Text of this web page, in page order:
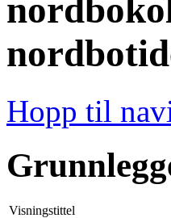
Hopp til
Visningstittel